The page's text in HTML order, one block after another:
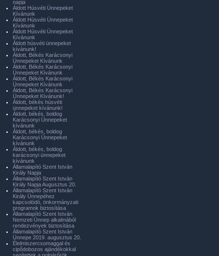
napja
Áldott Húsvéti Ünnepeket
Kívánunk
Áldott Húsvéti Ünnepeket
Kívánunk
Áldott Húsvéti Ünnepeket
Kívánunk
Áldott húsvéti ünnepeket
kívánunk!
Áldott, Békés Karácsonyi
Ünnepeket Kívánunk
Áldott, Békés Karácsonyi
Ünnepeket Kívánunk
Áldott, Békés Karácsonyi
Ünnepeket Kívánunk
Áldott, Békés Karácsonyi
Ünnepeket Kívánunk!
Áldott, békés húsvéti
ünnepeket kívánunk!
Áldott, békés, boldog
Karácsonyi Ünnepeket
kívánunk
Áldott, békés, boldog
Karácsonyi Ünnepeket
kívánunk
Áldott, békés, boldog
karácsonyi ünnepeket
kívánunk
Államalapító Szent István
Király Napja
Államalapító Szent István
Király Napja Augusztus 20.
Államalapító Szent István
Király Ünnepéhez
kapcsolódó, önkormányzati
programok biztosítása
Államalapító Szent István
Nemzeti Ünnep alkalmából
rendezvények biztosítása
Államalapító Szent István
Ünnepe 2019. augusztus 20.
Élelmiszercsomaggal és
cipődobozos ajándékokkal